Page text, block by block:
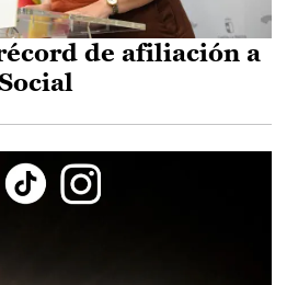
de afiliación a